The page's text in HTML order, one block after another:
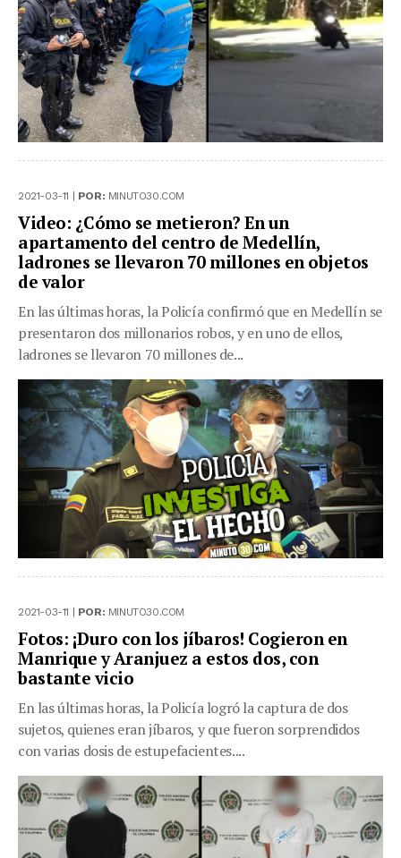
2021-03-11 | POR: MINUTO30.COM
Video: ¿Cómo se metieron? En un
apartamento del centro de Medellín,
ladrones se llevaron 70 millones en objetos
de valor
En las últimas horas, la Policía confirmó que en Medellín se
presentaron dos millonarios robos, y en uno de ellos,
ladrones se llevaron 70 millones de...
2021-03-11 | POR: MINUTO30.COM
Fotos: ¡Duro con los jíbaros! Cogieron en
Manrique y Aranjuez a estos dos, con
bastante vicio
En las últimas horas, la Policía logró la captura de dos
sujetos, quienes eran jíbaros, y que fueron sorprendidos
con varias dosis de estupefacientes....